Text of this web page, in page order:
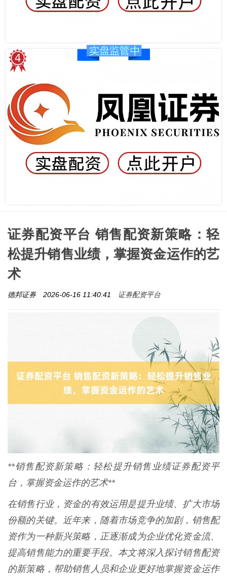
证券配资平台 销售配资新策略：轻
松提升销售业绩，掌握资金运作的艺
术
德邦证券 2026-06-16 11:40:41 证券配资平台
**销售配资新策略：轻松提升销售业绩证券配资平
台，掌握资金运作的艺术**
在销售行业，资金的有效运用是提升业绩、扩大市场
份额的关键。近年来，随着市场竞争的加剧，销售配
资作为一种新兴策略，正逐渐成为企业优化资金流、
提高销售能力的重要手段。本文将深入探讨销售配资
的新策略，帮助销售人员和企业更好地掌握资金运作